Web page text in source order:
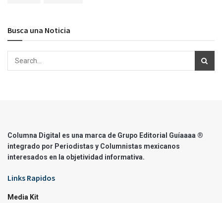
Busca una Noticia
Columna Digital es una marca de Grupo Editorial Guíaaaa ®
integrado por Periodistas y Columnistas mexicanos
interesados en la objetividad informativa.
Links Rapidos
Media Kit